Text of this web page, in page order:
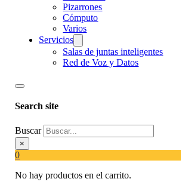
Pizarrones
Cómputo
Varios
Servicios
Salas de juntas inteligentes
Red de Voz y Datos
Search site
Buscar
×
0
No hay productos en el carrito.